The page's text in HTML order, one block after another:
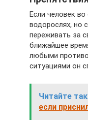
Если человек во
водорослях, но
переживать за
ближайшее
любыми
ситуациями он
Читайте
если